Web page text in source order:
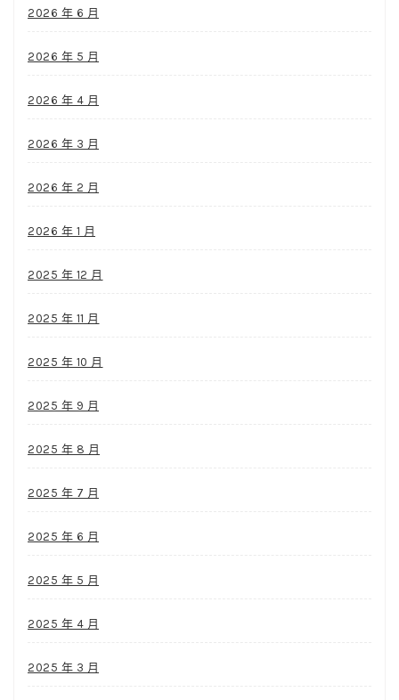
2026 年 6 月
2026 年 5 月
2026 年 4 月
2026 年 3 月
2026 年 2 月
2026 年 1 月
2025 年 12 月
2025 年 11 月
2025 年 10 月
2025 年 9 月
2025 年 8 月
2025 年 7 月
2025 年 6 月
2025 年 5 月
2025 年 4 月
2025 年 3 月